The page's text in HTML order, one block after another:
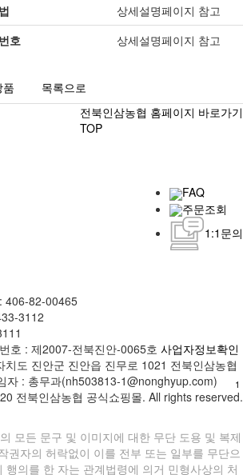
상세설명페이지 참고
호
상세설명페이지 참고
품
목록으로
전북인삼농협 홈페이지 바로가기
TOP
FAQ
주문조회
1:1문의
406-82-00465
3112
호 : 제2007-전북진안-0065호 사업자정보확인
치도 진안군 진안읍 진무로 1021 전북인삼농협
자 : 총무과(nh503813-1@nonghyup.com)
전북인삼농협 공식쇼핑몰. All rights reserved.
모든 문구 및 이미지에 대한 무단 도용 및 복제
권자의 허락없이 이를 전부 또는 일부를 무단으
행의를 한 자는 관계법령에 의거 민형사상의 처
1